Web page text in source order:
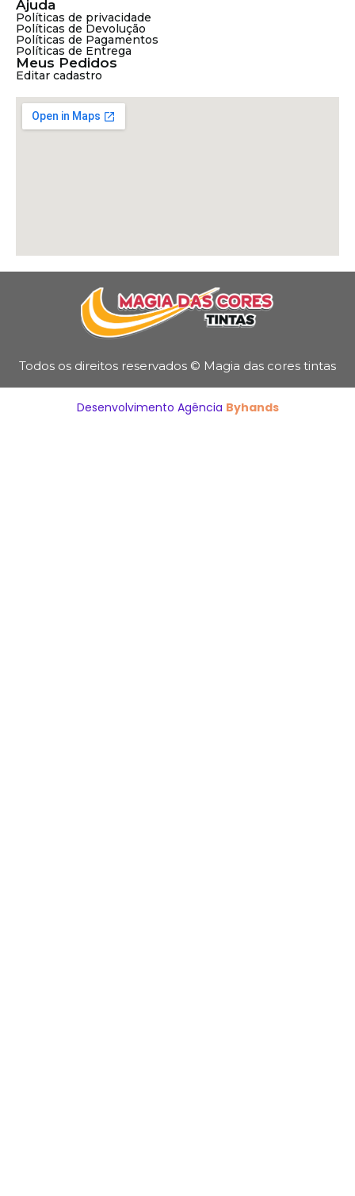
Ajuda
Políticas de privacidade
Políticas de Devolução
Políticas de Pagamentos
Políticas de Entrega
Meus Pedidos
Editar cadastro
Todos os direitos reservados © Magia das cores tintas
Desenvolvimento Agência Byhands